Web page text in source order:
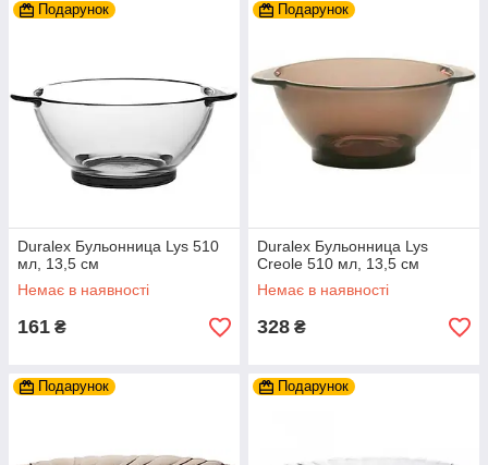
Подарунок
Duralex Бульонница Lys 510
мл, 13,5 см
Немає в наявності
161 ₴
Подарунок
Duralex Бульонница Lys
Creole 510 мл, 13,5 см
Немає в наявності
328 ₴
Подарунок Подарунок